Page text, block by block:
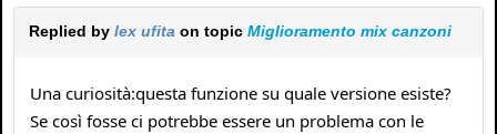
Replied by lex ufita on topic Miglioramento mix canzoni
Una curiosità:questa funzione su quale versione esiste?
Se così fosse ci potrebbe essere un problema con le